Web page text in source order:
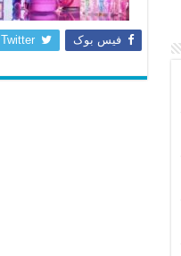
فیس بوک Twitter